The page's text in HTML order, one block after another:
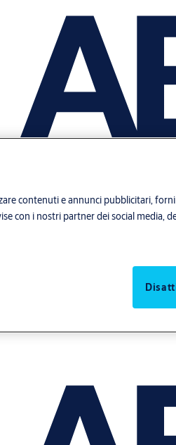
contenuti e annunci pubblicitari,
con i nostri partner dei social media,